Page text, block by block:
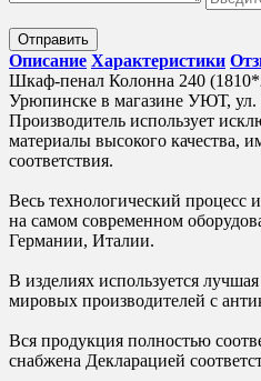
Отправить
Описание Характеристики
Шкаф-пенал Колонна 240
Урюпинске в магазине УЮТ, ул.
Производитель использует
материалы высокого качества,
соответствия.
Весь технологический процесс
на самом современном
Германии, Италии.
В изделиях используется
мировых производителей с
Вся продукция полностью
снабжена Декларацией